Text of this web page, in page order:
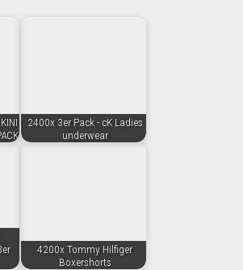
2400x 3er Pack - cK Ladies
underwear
4200x Tommy Hilfiger
Boxershorts